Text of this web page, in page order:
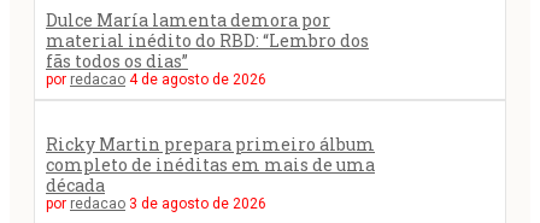
Dulce María lamenta demora por
material inédito do RBD: “Lembro dos
fãs todos os dias”
por redacao 4 de agosto de 2026
Ricky Martin prepara primeiro álbum
completo de inéditas em mais de uma
década
por redacao 3 de agosto de 2026